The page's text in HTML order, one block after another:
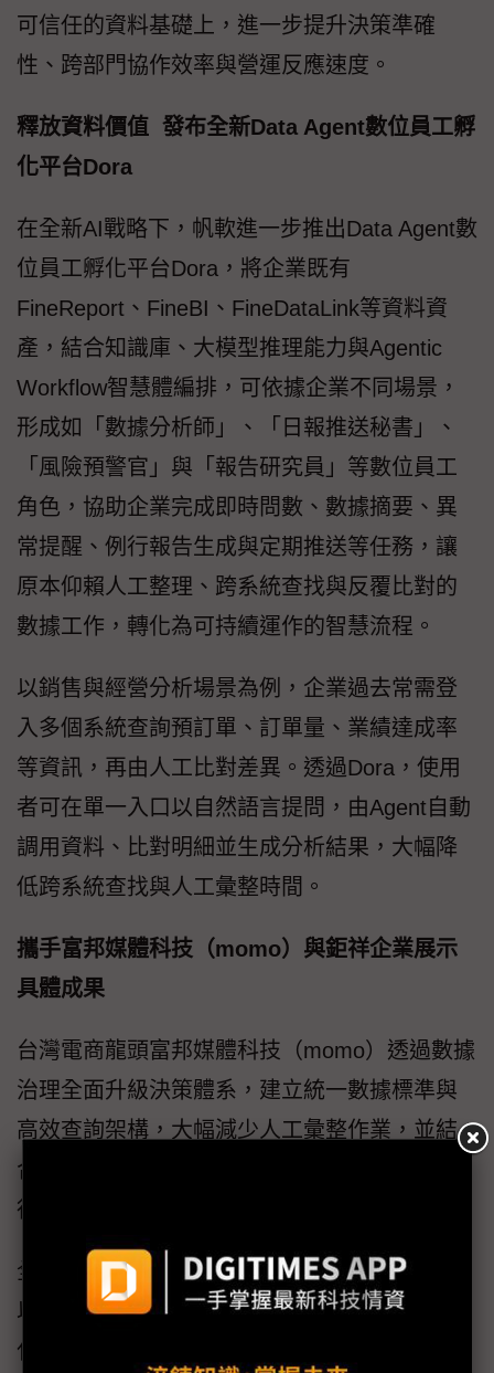
可信任的資料基礎上，進一步提升決策準確
性、跨部門協作效率與營運反應速度。
釋放資料價值 發布全新Data Agent數位員工孵
化平台Dora
在全新AI戰略下，帆軟進一步推出Data Agent數
位員工孵化平台Dora，將企業既有
FineReport、FineBI、FineDataLink等資料資
產，結合知識庫、大模型推理能力與Agentic
Workflow智慧體編排，可依據企業不同場景，
形成如「數據分析師」、「日報推送秘書」、
「風險預警官」與「報告研究員」等數位員工
角色，協助企業完成即時問數、數據摘要、異
常提醒、例行報告生成與定期推送等任務，讓
原本仰賴人工整理、跨系統查找與反覆比對的
數據工作，轉化為可持續運作的智慧流程。
以銷售與經營分析場景為例，企業過去常需登
入多個系統查詢預訂單、訂單量、業績達成率
等資訊，再由人工比對差異。透過Dora，使用
者可在單一入口以自然語言提問，由Agent自動
調用資料、比對明細並生成分析結果，大幅降
低跨系統查找與人工彙整時間。
攜手富邦媒體科技（momo）與鉅祥企業展示
具體成果
台灣電商龍頭富邦媒體科技（momo）透過數據
治理全面升級決策體系，建立統一數據標準與
高效查詢架構，大幅減少人工彙整作業，並結
合CDP與Fine BI整合，將分散資訊轉化為可執
行商業洞察，提升市場反應速度與營運效率。
全球精密模具與沖壓技術領導者鉅祥企業，則
以「數據驅動」重塑營運流程，透過建置一體
化數據治理架構，串聯採購、生產到出貨資